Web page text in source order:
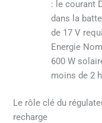
: le courant
dans la
de 17 V
Energie
600 W
moins de 2
Le rôle clé du
recharge